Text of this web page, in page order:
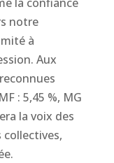
notre
à
Aux
: 5,45 %, MG
la voix des